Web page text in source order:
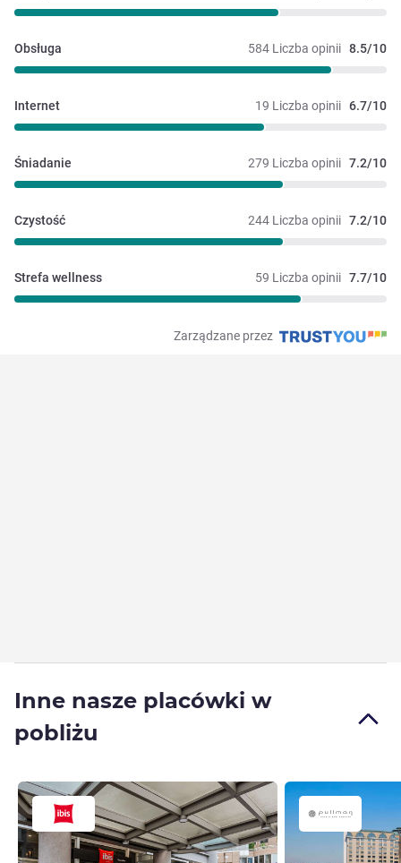
584 Liczba opinii 8.5/10
Obsługa
19 Liczba opinii 6.7/10
Internet
279 Liczba opinii 7.2/10
Śniadanie
244 Liczba opinii 7.2/10
Czystość
59 Liczba opinii 7.7/10
Strefa wellness
Zarządzane przez
Inne nasze placówki w
pobliżu